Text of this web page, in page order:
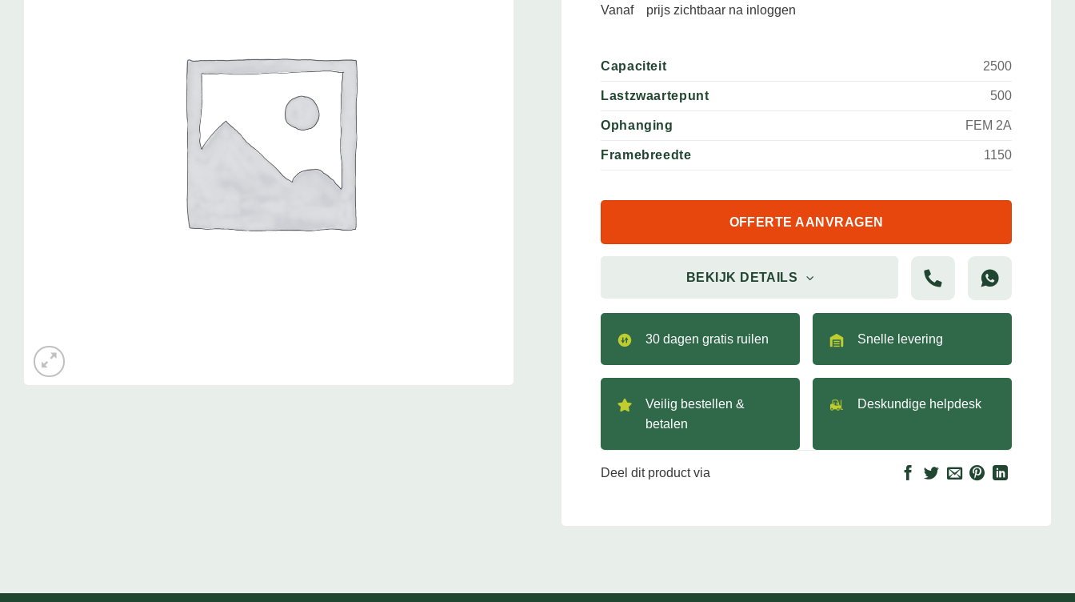
Vanaf prijs zichtbaar na inloggen
Capaciteit 2500
Lastzwaartepunt 500
Ophanging FEM 2A
Framebreedte 1150
OFFERTE AANVRAGEN
BEKIJK DETAILS
30 dagen gratis ruilen Snelle levering
Veilig bestellen &
betalen
Deskundige helpdesk
Deel dit product via